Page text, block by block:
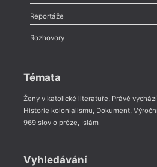
Recenze
Méně slov o próze,Celá rubrika
Reportáže
Literární zítřky
Celá rubrika
Rozhovory
Témata
Ženy v katolické literatuře Právě vychází,
Historie kolonialismu Dokument,
969 slov o próze Islám
Vyhledávání